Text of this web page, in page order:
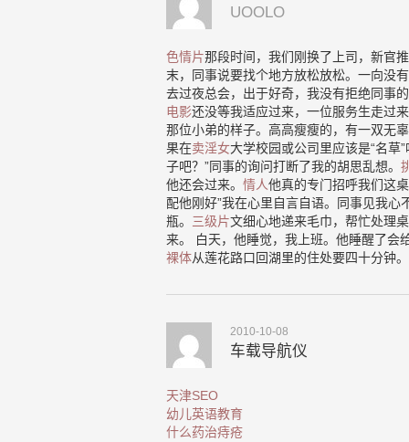
UOOLO
色情片那段时间，我们刚换了上司，新官
末，同事说要找个地方放松放松。一向没有
去过夜总会，出于好奇，我没有拒绝同事
电影还没等我适应过来，一位服务生走过
那位小弟的样子。高高瘦瘦的，有一双无
果在卖淫女大学校园或公司里应该是“名草
子吧？”同事的询问打断了我的胡思乱想。
他还会过来。 情人他真的专门招呼我们这
配他刚好”我在心里自言自语。同事见我心
瓶。 三级片文细心地递来毛巾，帮忙处理
来。 白天，他睡觉，我上班。他睡醒了会
裸体从莲花路口回湖里的住处要四十分钟。
2010-10-08
车载导航仪
天津SEO
幼儿英语教育
什么药治痔疮